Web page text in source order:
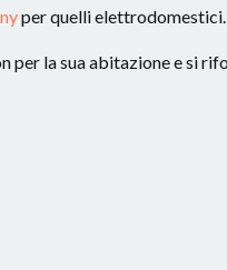
per quelli elettrodomestici.
per la sua abitazione e si